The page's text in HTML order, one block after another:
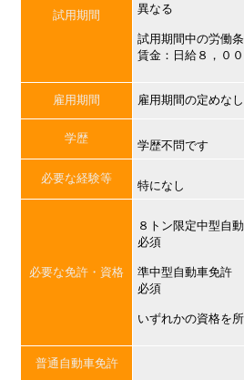
試用期間
異なる
試用期間中の労働
賃金：日給８，０
雇用期間 雇用期間の定めなし
学歴
学歴不問です
必要な経験等
特になし
必要な免許・資格
８トン限定中型自
必須
準中型自動車免許
必須
いずれかの資格を
普通自動車免許